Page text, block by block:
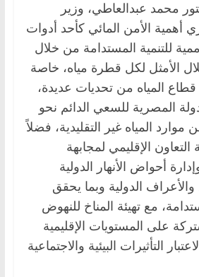
محمد عبدالعاطي، وزير
أهمية الأمن المائي كأحد أدوات
للتنمية المستدامة من خلال
الأمثل لكل قطرة مياه، خاصة
المياه من تحديات عديدة،
المصرية للسعي الدائم نحو
موارد المياه غير التقليدية، فضلاً
الإقليمي لمجابهة
أحواض الأنهار الدولية
والأعراف الدولية وبما يحقق
مع تهيئة المناخ للنهوض
على المستويات الإقليمية
التأثيرات البيئية والاجتماعية